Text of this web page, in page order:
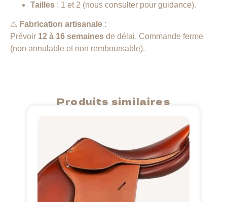
Tailles : 1 et 2 (nous consulter pour guidance).
⚠ Fabrication artisanale :
Prévoir 12 à 16 semaines de délai. Commande ferme
(non annulable et non remboursable).
Produits similaires